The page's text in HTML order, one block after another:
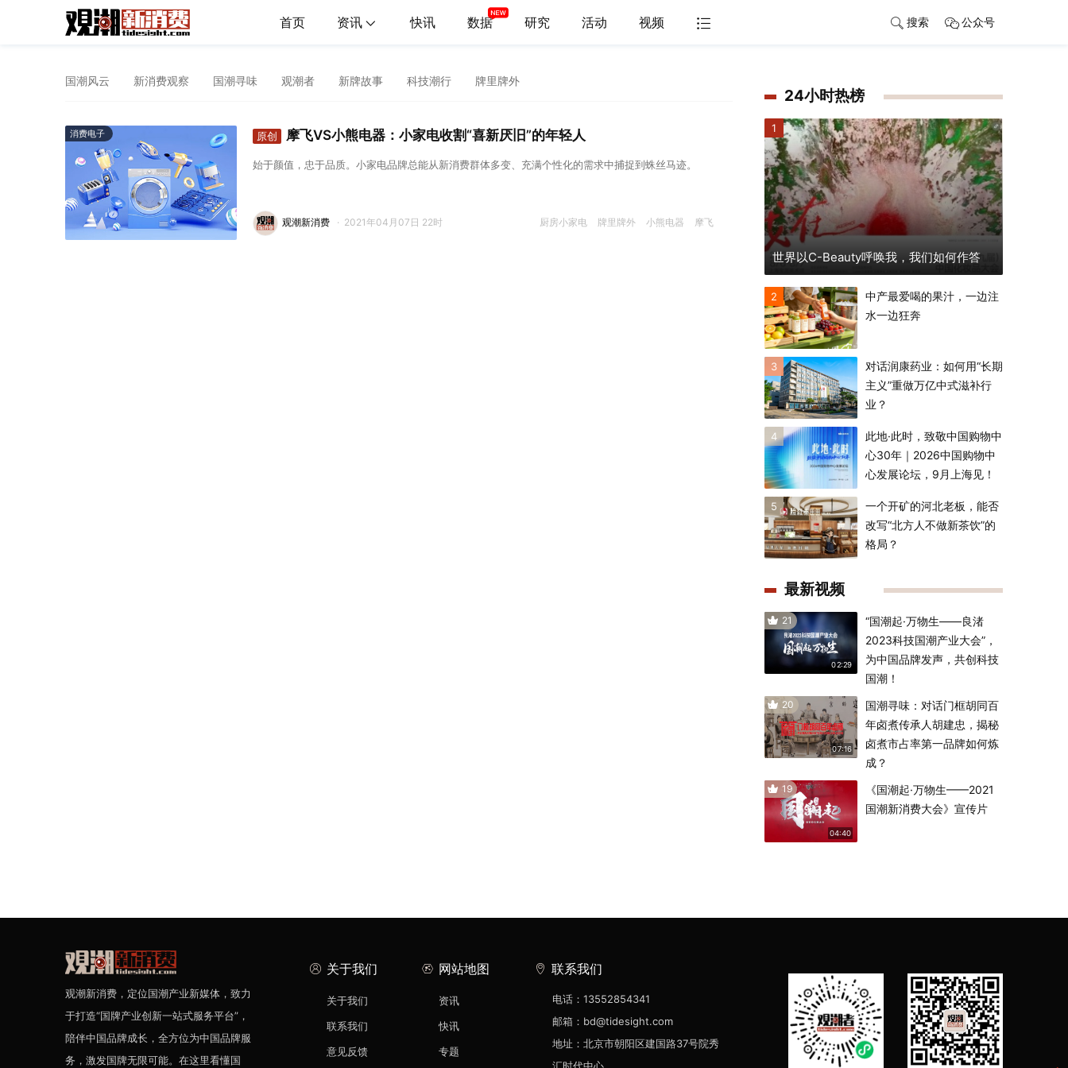
首页 资讯 快讯 数据 研究 活动 视频 搜索 公众号
国潮风云 新消费观察 国潮寻味 观潮者 新牌故事 科技潮行 牌里牌外
消费电子 原创 摩飞VS小熊电器：小家电收割“喜新厌旧”的年轻人
始于颜值，忠于品质。小家电品牌总能从新消费群体多变、充满个性化的需求中捕捉到蛛丝马迹。
厨房小家电 牌里牌外 小熊电器 摩飞
观潮新消费 · 2021年04月07日 22时
24小时热榜
1
世界以C-Beauty呼唤我，我们如何作答
2
中产最爱喝的果汁，一边注
水一边狂奔
3
对话润康药业：如何用“长期
主义”重做万亿中式滋补行
业？
4
此地·此时，致敬中国购物中
心30年｜2026中国购物中
心发展论坛，9月上海见！
5
一个开矿的河北老板，能否
改写“北方人不做新茶饮”的
格局？
最新视频
21
02:29
“国潮起·万物生——良渚
2023科技国潮产业大会”，
为中国品牌发声，共创科技
国潮！
20
07:16
国潮寻味：对话门框胡同百
年卤煮传承人胡建忠，揭秘
卤煮市占率第一品牌如何炼
成？
19
04:40
《国潮起·万物生——2021
国潮新消费大会》宣传片
观潮新消费，定位国潮产业新媒体，致力
于打造“国牌产业创新一站式服务平台”，
陪伴中国品牌成长，全方位为中国品牌服
务，激发国牌无限可能。在这里看懂国
关于我们
关于我们
联系我们
意见反馈
网站地图
资讯
快讯
专题
联系我们
电话：13552854341
邮箱：bd@tidesight.com
地址：北京市朝阳区建国路37号院秀